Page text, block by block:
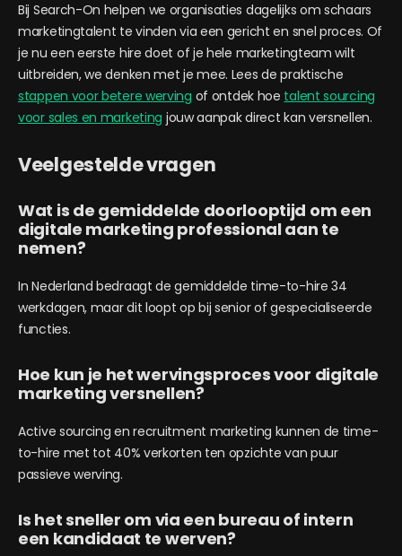
Bij Search-On helpen we organisaties dagelijks om schaars
marketingtalent te vinden via een gericht en snel proces. Of
je nu een eerste hire doet of je hele marketingteam wilt
uitbreiden, we denken met je mee. Lees de praktische
stappen voor betere werving of ontdek hoe talent sourcing
voor sales en marketing jouw aanpak direct kan versnellen.
Veelgestelde vragen
Wat is de gemiddelde doorlooptijd om een
digitale marketing professional aan te
nemen?
In Nederland bedraagt de gemiddelde time-to-hire 34
werkdagen, maar dit loopt op bij senior of gespecialiseerde
functies.
Hoe kun je het wervingsproces voor digitale
marketing versnellen?
Active sourcing en recruitment marketing kunnen de time-
to-hire met tot 40% verkorten ten opzichte van puur
passieve werving.
Is het sneller om via een bureau of intern
een kandidaat te werven?